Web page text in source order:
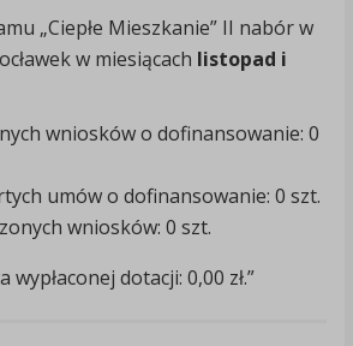
„Ciepłe Mieszkanie” II nabór w
w miesiącach listopad i
wniosków o dofinansowanie: 0
umów o dofinansowanie: 0 szt.
wniosków: 0 szt.
dotacji: 0,00 zł.”